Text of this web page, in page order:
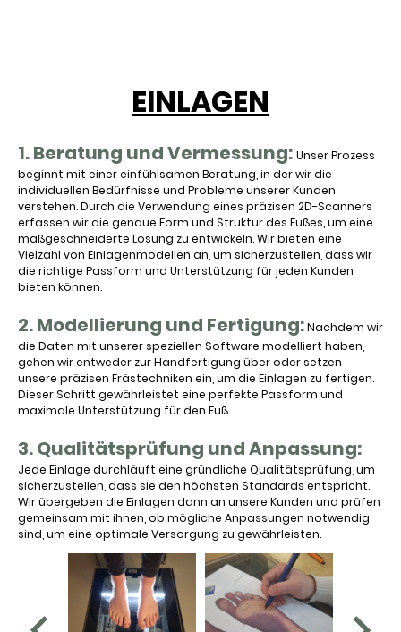
EINLAGEN
1. Beratung und Vermessung: Unser Prozess
beginnt mit einer einfühlsamen Beratung, in der wir die
individuellen Bedürfnisse und Probleme unserer Kunden
verstehen. Durch die Verwendung eines präzisen 2D-Scanners
erfassen wir die genaue Form und Struktur des Fußes, um eine
maßgeschneiderte Lösung zu entwickeln. Wir bieten eine
Vielzahl von Einlagenmodellen an, um sicherzustellen, dass wir
die richtige Passform und Unterstützung für jeden Kunden
bieten können.
2. Modellierung und Fertigung:Nachdem wir
die Daten mit unserer speziellen Software modelliert haben,
gehen wir entweder zur Handfertigung über oder setzen
unsere präzisen Frästechniken ein, um die Einlagen zu fertigen.
Dieser Schritt gewährleistet eine perfekte Passform und
maximale Unterstützung für den Fuß.
3. Qualitätsprüfung und Anpassung:
Jede Einlage durchläuft eine gründliche Qualitätsprüfung, um
sicherzustellen, dass sie den höchsten Standards entspricht.
Wir übergeben die Einlagen dann an unsere Kunden und prüfen
gemeinsam mit ihnen, ob mögliche Anpassungen notwendig
sind, um eine optimale Versorgung zu gewährleisten.